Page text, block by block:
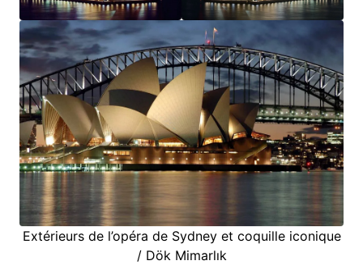
Extérieurs de l’opéra de Sydney et coquille iconique
/ Dök Mimarlık